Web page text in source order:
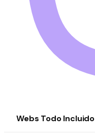
Webs Todo Incluido